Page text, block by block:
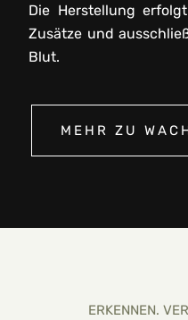
Die Herstellung
Zusätze und
Blut.
MEHR ZU
ERKENNEN.